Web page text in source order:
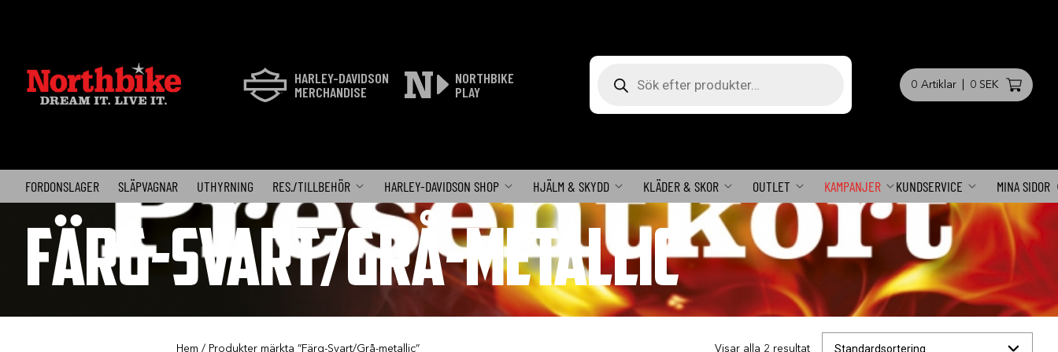
HARLEY-DAVIDSON
MERCHANDISE
NORTHBIKE
PLAY
0 Artiklar 0 SEK
FORDONSLAGER SLÄPVAGNAR UTHYRNING RES./TILLBEHÖR HARLEY-DAVIDSON SHOP HJÄLM & SKYDD KLÄDER & SKOR OUTLET KAMPANJER KUNDSERVICE MINA SIDOR
FÄRG-SVART/GRÅ-METALLIC
Hem / Produkter märkta ”Färg-Svart/Grå-metallic” Visar alla 2 resultat